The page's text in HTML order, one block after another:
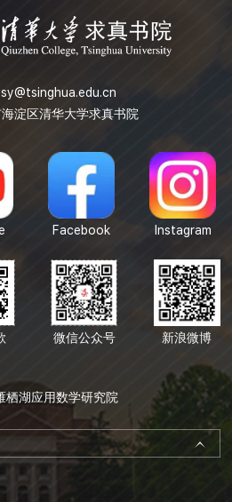
淀区清华大学求真书院
Facebook Instagram
微信公众号 新浪微博
栖湖应用数学研究院